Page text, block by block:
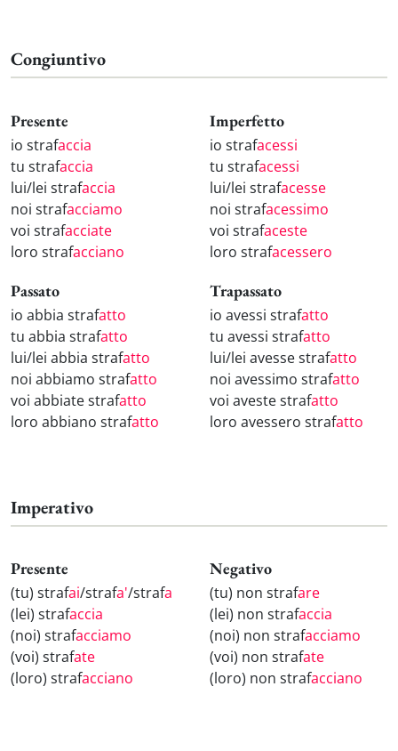
Congiuntivo
Presente
io strafaccia
tu strafaccia
lui/lei strafaccia
noi strafacciamo
voi strafacciate
loro strafacciano
Imperfetto
io strafacessi
tu strafacessi
lui/lei strafacesse
noi strafacessimo
voi strafaceste
loro strafacessero
Passato
io abbia strafatto
tu abbia strafatto
lui/lei abbia strafatto
noi abbiamo strafatto
voi abbiate strafatto
loro abbiano strafatto
Trapassato
io avessi strafatto
tu avessi strafatto
lui/lei avesse strafatto
noi avessimo strafatto
voi aveste strafatto
loro avessero strafatto
Imperativo
Presente
(tu) strafai/strafa'/strafa
(lei) strafaccia
(noi) strafacciamo
(voi) strafate
(loro) strafacciano
Negativo
(tu) non strafare
(lei) non strafaccia
(noi) non strafacciamo
(voi) non strafate
(loro) non strafacciano